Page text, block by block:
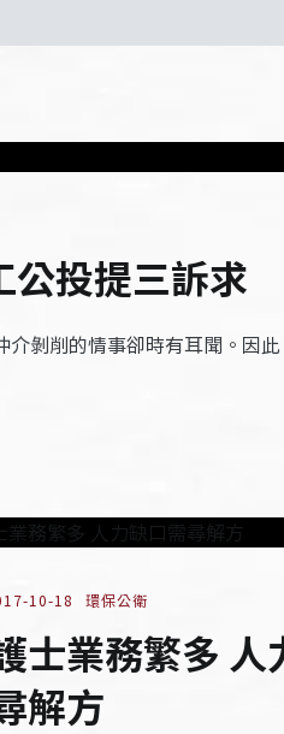
公投提三訴求
介剝削的情事卻時有耳聞。因
10-18 環保公衛
士業務繁多 人
解方